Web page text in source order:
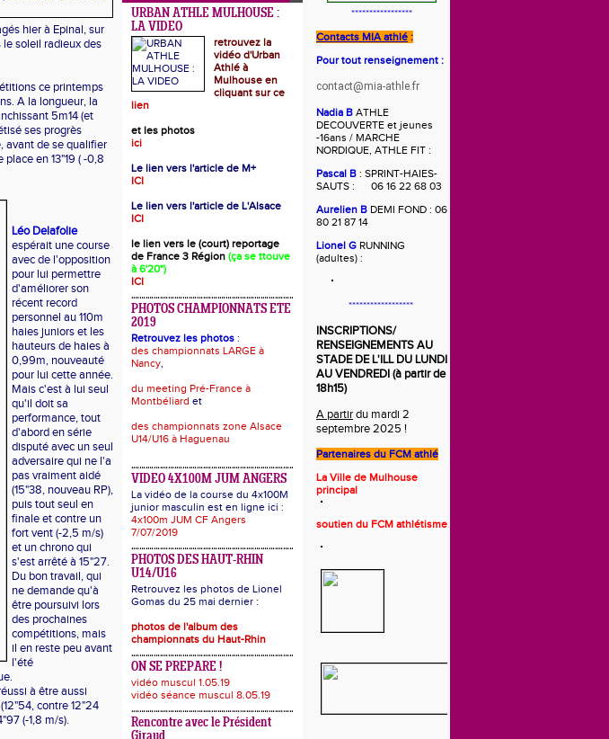
hier à Epinal, sur
soleil radieux des
ce printemps
A la longueur, la
5m14 (et
ses progrès
avant de se qualifier
en 13"19 ( -0,8
Léo Delafolie
espérait une course
avec de l'opposition
pour lui permettre
d'améliorer son
récent record
personnel au 110m
haies juniors et les
hauteurs de haies à
0,99m, nouveauté
pour lui cette année.
Mais c'est à lui seul
qu'il doit sa
performance, tout
d'abord en série
disputé avec un seul
adversaire qui ne l'a
pas vraiment aidé
(15"38, nouveau RP),
puis tout seul en
finale et contre un
fort vent (-2,5 m/s)
et un chrono qui
s'est arrêté à 15"27.
Du bon travail, qui
ne demande qu'à
être poursuivi lors
des prochaines
compétitions, mais
il en reste peu avant
l'été
à être aussi
contre 12"24
(-1,8 m/s).
URBAN ATHLE MULHOUSE :
LA VIDEO
retrouvez la
vidéo d'Urban
Athlé à
Mulhouse en
cliquant sur ce
lien
et les photos
ici
Le lien vers l'article de M+
ICI
Le lien vers l'article de L'Alsace
ICI
le lien vers le (court) reportage
de France 3 Région (ça se ttouve
à 6'20")
ICI
PHOTOS CHAMPIONNATS ETE
2019
Retrouvez les photos :
des championnats LARGE à
Nancy,
du meeting Pré-France à
Montbéliard et
des championnats zone Alsace
U14/U16 à Haguenau
VIDEO 4X100M JUM ANGERS
La vidéo de la course du 4x100M
junior masculin est en ligne ici :
4x100m JUM CF Angers
7/07/2019
PHOTOS DES HAUT-RHIN
U14/U16
Retrouvez les photos de Lionel
Gomas du 25 mai dernier :
photos de l'album des
championnats du Haut-Rhin
ON SE PREPARE !
vidéo muscul 1.05.19
vidéo séance muscul 8.05.19
Rencontre avec le Président
*****************
Contacts MIA athlé :
Pour tout renseignement :
contact@mia-athle.fr
Nadia B ATHLE
DECOUVERTE et jeunes
-16ans / MARCHE
NORDIQUE, ATHLE FIT :
Pascal B : SPRINT-HAIES-
SAUTS : 06 16 22 68 03
Aurelien B DEMI FOND : 06
80 21 87 14
Lionel G RUNNING
(adultes) :
******************
INSCRIPTIONS/
RENSEIGNEMENTS AU
STADE DE L'ILL DU LUNDI
AU VENDREDI (à partir de
18h15)
A partirdu mardi 2
septembre 2025 !
Partenaires du FCM athlé
La Ville de Mulhouse
principal
soutien du FCM athlétisme